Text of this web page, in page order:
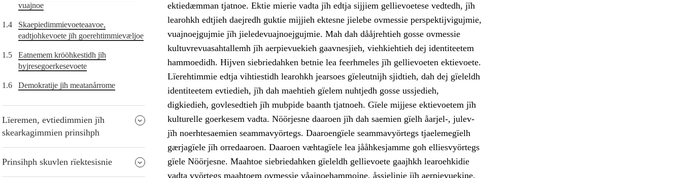
vuajnoe
1.4
Skaepiedimmievoeteaavoe,
eadtjohkevoete jïh goerehtimmievæljoe
1.5
Eatnemem krööhkestidh jïh
byjresegoerkesevoete
1.6 Demokratije jïh meatanårrome
Lïeremen, evtiedimmien jïh
skearkagimmien prinsihph
Prinsihph skuvlen rïektesisnie
ektiedæmman tjatnoe. Ektie mierie vadta jïh edtja sijjiem gellievoetese vedtedh, jïh
learohkh edtjieh daejredh guktie mijjieh ektesne jielebe ovmessie perspektijvigujmie,
vuajnoejgujmie jïh jieledevuajnoejgujmie. Mah dah dååjrehtieh gosse ovmessie
kultuvrevuasahtallemh jïh aerpievuekieh gaavnesjieh, viehkiehtieh dej identiteetem
hammoedidh. Hijven siebriedahken betnie lea feerhmeles jïh gellievoeten ektievoete.
Lïerehtimmie edtja vihtiestidh learohkh jearsoes gïeleutnijh sjidtieh, dah dej gïeleldh
identiteetem evtiedieh, jïh dah maehtieh gïelem nuhtjedh gosse ussjedieh,
digkiedieh, govlesedtieh jïh mubpide baanth tjatnoeh. Gïele mijjese ektievoetem jïh
kulturelle goerkesem vadta. Nöörjesne daaroen jïh dah saemien gïelh åarjel-, julev-
jïh noerhtesaemien seammavyörtegs. Daaroengïele seammavyörtegs tjaelemegïelh
gærjagïele jïh orredaaroen. Daaroen væhtagïele lea jååhkesjamme goh elliesvyörtegs
gïele Nöörjesne. Maahtoe siebriedahken gïeleldh gellievoete gaajhkh learoehkidie
vadta vyörtegs maahtoem ovmessie våajnoehammojne, åssjelinie jïh aerpievuekine.